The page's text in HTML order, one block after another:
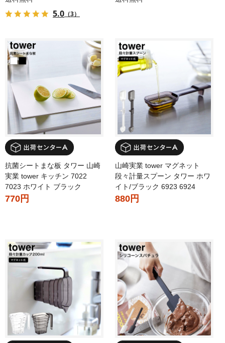
5.0 （3）
抗菌シートまな板 タワー 山崎
実業 tower キッチン 7022
7023 ホワイト ブラック
770円
山崎実業 tower マグネット
段々計量スプーン タワー ホワ
イト/ブラック 6923 6924
880円